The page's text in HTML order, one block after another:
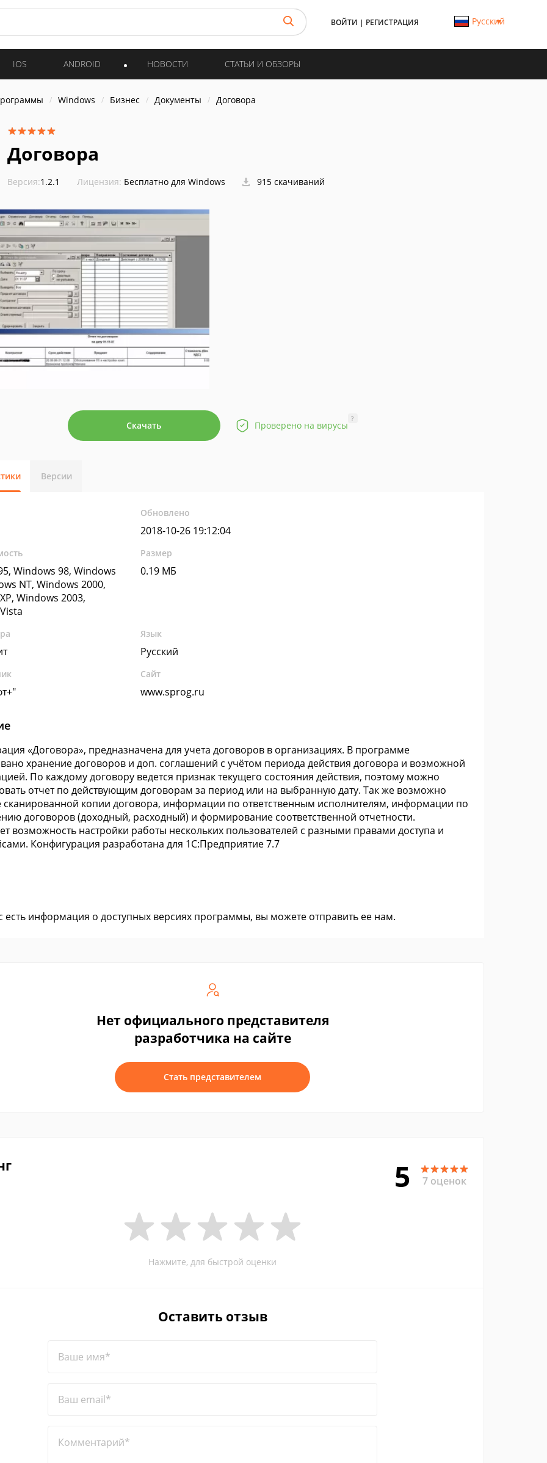
ВОЙТИ | РЕГИСТРАЦИЯ Русский
IOS ANDROID НОВОСТИ СТАТЬИ И ОБЗОРЫ
Windows Бизнес Документы Договора
Договора
Версия:1.2.1 Лицензия: Бесплатно для Windows 915 скачиваний
Скачать Проверено на вирусы
?
Версии
Обновлено
2018-10-26 19:12:04
Windows 98, Windows
NT, Windows 2000,
Windows 2003,
Размер
0.19 МБ
Язык
Русский
Сайт
www.sprog.ru
«Договора», предназначена для учета договоров в организациях. В программе
хранение договоров и доп. соглашений с учётом периода действия договора и возможной
По каждому договору ведется признак текущего состояния действия, поэтому можно
отчет по действующим договорам за период или на выбранную дату. Так же возможно
сканированной копии договора, информации по ответственным исполнителям, информации по
договоров (доходный, расходный) и формирование соответственной отчетности.
возможность настройки работы нескольких пользователей с разными правами доступа и
Конфигурация разработана для 1С:Предприятие 7.7
есть информация о доступных версиях программы, вы можете отправить ее нам.
Нет официального представителя
разработчика на сайте
Стать представителем
5 7 оценок
Нажмите, для быстрой оценки
Оставить отзыв
Ваше имя*
Ваш email*
Комментарий*